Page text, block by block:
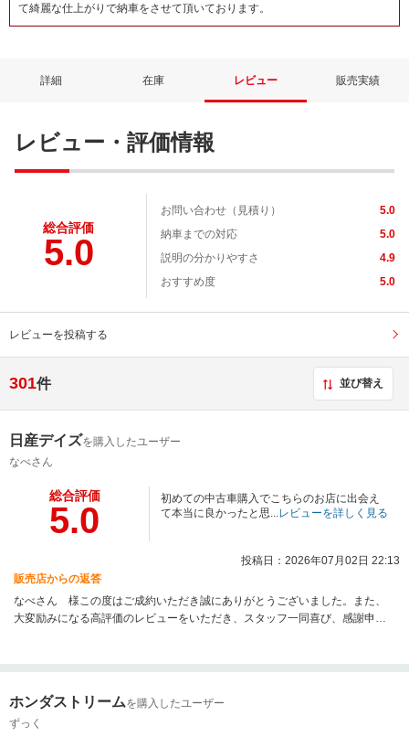
て綺麗な仕上がりで納車をさせて頂いております。
詳細 在庫 レビュー 販売実績
レビュー・評価情報
総合評価
5.0
お問い合わせ（見積り）
5.0
納車までの対応
5.0
説明の分かりやすさ
4.9
おすすめ度
5.0
レビューを投稿する
301件 並び替え
日産デイズを購入したユーザー
なべさん
総合評価
5.0
初めての中古車購入でこちらのお店に出会え
て本当に良かったと思...レビューを詳しく見る
投稿日：2026年07月02日 22:13
販売店からの返答
なべさん 様この度はご成約いただき誠にありがとうございました。また、
大変励みになる高評価のレビューをいただき、スタッフ一同喜び、感謝申し
小さなお困りごとがございましたら、いつでもお気軽にご連絡ください。ま
き合いをよろしくお願いいたします。 どうぞ楽しいカーライフを。ＢＡ
ＳＥ ＡＵＴＯ成田
ホンダストリームを購入したユーザー
ずっく